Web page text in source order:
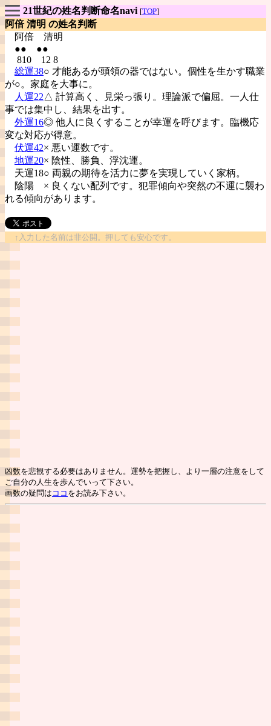
21世紀の姓名判断命名navi [TOP]
阿倍 清明 の姓名判断
阿倍 清明
●● ●●
810 12 8
総運38○ 才能あるが頭領の器ではない。個性を生かす職業
が○。家庭を大事に。
人運22△ 計算高く、見栄っ張り。理論派で偏屈。一人仕
事では集中し、結果を出す。
外運16◎ 他人に良くすることが幸運を呼びます。臨機応
変な対応が得意。
伏運42× 悪い運数です。
地運20× 陰性、勝負、浮沈運。
天運18○ 両親の期待を活力に夢を実現していく家柄。
陰陽 × 良くない配列です。犯罪傾向や突然の不運に襲わ
れる傾向があります。
↑入力した名前は非公開。押しても安心です。
凶数を悲観する必要はありません。運勢を把握し、より一層の注意をして
ご自分の人生を歩んでいって下さい。
画数の疑問は ココ をお読み下さい。